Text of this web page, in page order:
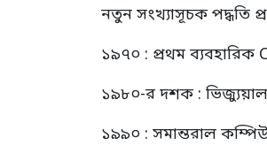
নতুন সংখ্যাসূচক পদ্ধতি
১৯৭০ : প্রথম ব্যবহারিক
১৯৮০-র দশক :
১৯৯০ : সমান্তরাল